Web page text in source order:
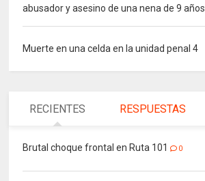
abusador y asesino de una nena de 9 años
Muerte en una celda en la unidad penal 4
RECIENTES RESPUESTAS
Brutal choque frontal en Ruta 101 0